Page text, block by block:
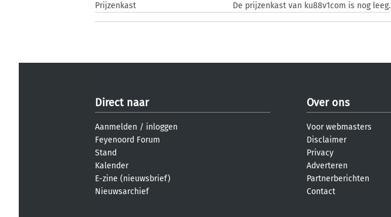
Prijzenkast De prijzenkast van ku88v1com is nog leeg.
Direct naar
Aanmelden / inloggen
Feyenoord Forum
Stand
Kalender
E-zine (nieuwsbrief)
Nieuwsarchief
Over ons
Voor webmasters
Disclaimer
Privacy
Adverteren
Partnerberichten
Contact